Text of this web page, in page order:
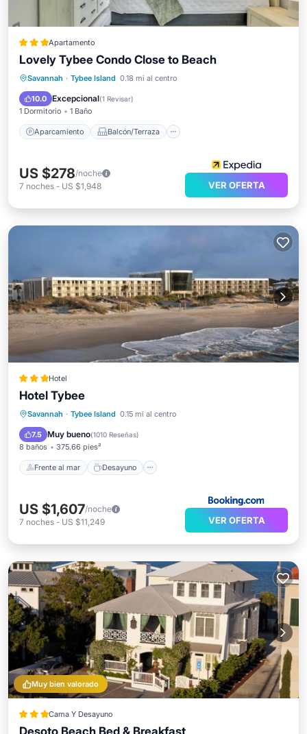
Apartamento
Lovely Tybee Condo Close to Beach
Savannah · Tybee Island 0.18 mi al centro
10.0 Excepcional(1 Revisar)
1 Dormitorio 1 Baño
Aparcamiento Balcón/Terraza
Aparcamiento
Balcón/Terraza
Cocina
Aire acondicionado
US $278/noche
7 noches - US $1,948 VER OFERTA
Hotel
Hotel Tybee
Savannah · Tybee Island 0.15 mi al centro
7.5 Muy bueno(1010 Reseñas)
8 baños 375.66 pies²
Frente al mar Desayuno
Frente al mar
Desayuno
Aparcamiento
US $1,607/noche
7 noches - US $11,249 VER OFERTA
Muy bien valorado
Cama Y Desayuno
Desoto Beach Bed & Breakfast